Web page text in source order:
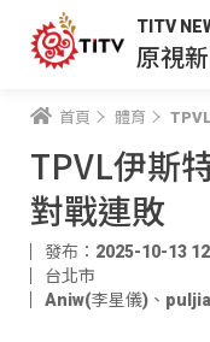
TITV
原視
首頁 體育
TPVL伊斯
對戰連敗
發布：2025-10-13
台北市
Aniw(李星儀) 、